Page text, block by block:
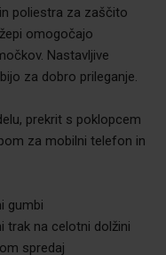
poliestra za zaščito
omogočajo
Nastavljive
za dobro prileganje.
prekrit s poklopcem
za mobilni telefon in
gumbi
trak na celotni dolžini
spredaj